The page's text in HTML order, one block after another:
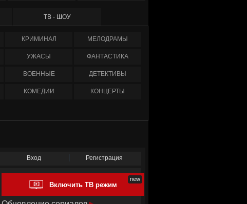
ТВ - ШОУ
КРИМИНАЛ МЕЛОДРАМЫ
УЖАСЫ ФАНТАСТИКА
ВОЕННЫЕ ДЕТЕКТИВЫ
КОМЕДИИ КОНЦЕРТЫ
Вход Регистрация
Включить ТВ режим